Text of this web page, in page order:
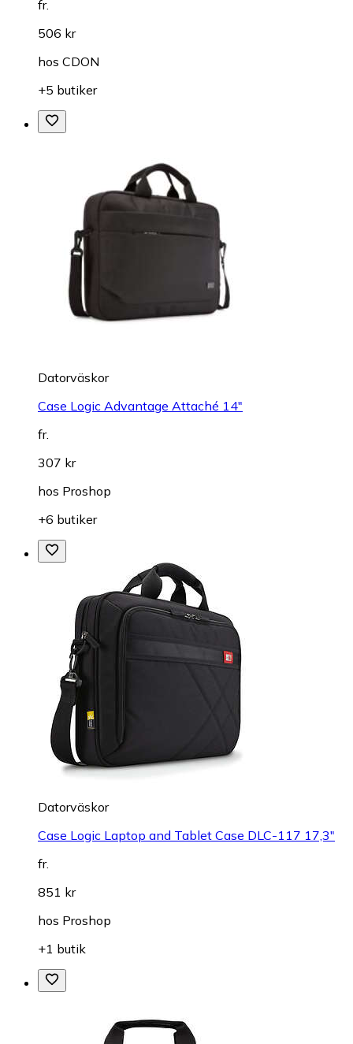
fr.
506 kr
hos CDON
+5 butiker
Datorväskor
Case Logic Advantage Attaché 14"
fr.
307 kr
hos Proshop
+6 butiker
Datorväskor
Case Logic Laptop and Tablet Case DLC-117 17,3"
fr.
851 kr
hos Proshop
+1 butik